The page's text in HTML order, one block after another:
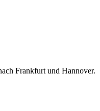
Frankfurt und Hannover.